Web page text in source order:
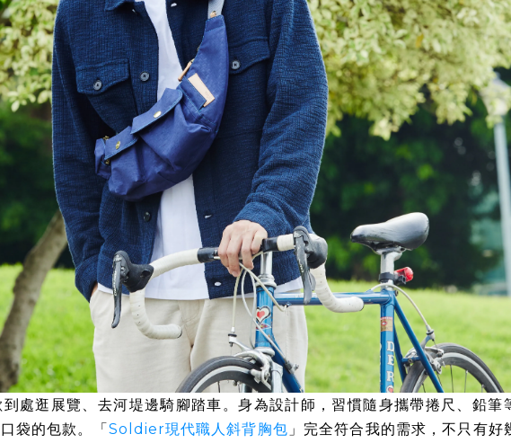
處逛展覽、去河堤邊騎腳踏車。身為設計師，習慣隨身攜帶捲尺、鉛筆
袋的包款。「Soldier現代職人斜背胸包 」完全符合我的需求，不只有好